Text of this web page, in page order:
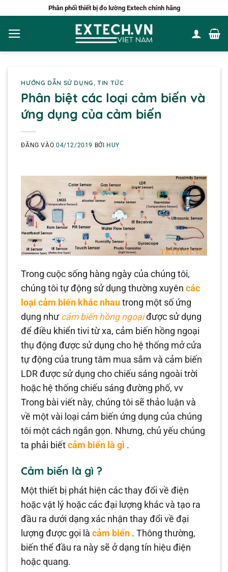
nội
dung
Phân phối thiết bị đo lường Extech chính hãng
HƯỚNG DẪN SỬ DỤNG,TIN TỨC
Phân biệt các loại cảm biến và
ứng dụng của cảm biến
ĐĂNG VÀO 04/12/2019 BỞI HUY
Trong cuộc sống hàng ngày của chúng tôi,
chúng tôi tự động sử dụng thường xuyêncác
loại cảm biến khác nhau trong một số ứng
dụng như cảm biến hồng ngoạiđược sử dụng
để điều khiển tivi từ xa, cảm biến hồng ngoại
thụ động được sử dụng cho hệ thống mở cửa
tự động của trung tâm mua sắm và cảm biến
LDR được sử dụng cho chiếu sáng ngoài trời
hoặc hệ thống chiếu sáng đường phố, vv
Trong bài viết này, chúng tôi sẽ thảo luận và
về một vài loại cảm biến ứng dụng của chúng
tôi một cách ngắn gọn. Nhưng, chủ yếu chúng
ta phải biếtcảm biến là gì .
Cảm biến là gì ?
Một thiết bị phát hiện các thay đổi về điện
hoặc vật lý hoặc các đại lượng khác và tạo ra
đầu ra dưới dạng xác nhận thay đổi về đại
lượng được gọi làcảm biến . Thông thường,
biến thể đầu ra này sẽ ở dạng tín hiệu điện
hoặc quang.